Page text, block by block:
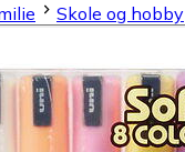
Skole og hobby